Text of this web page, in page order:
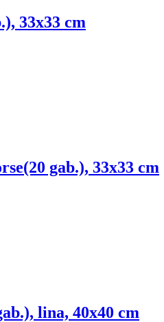
33x33 cm
(20 gab.), 33x33 cm
lina, 40x40 cm